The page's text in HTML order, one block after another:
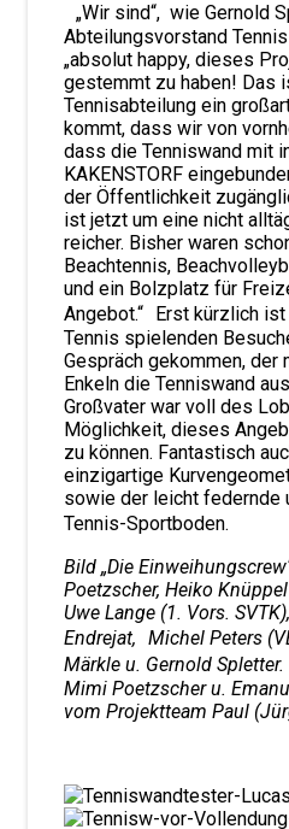
„Wir sind“, wie Gernold
Abteilungsvorstand
„absolut happy, dieses
gestemmt zu haben! Das
Tennisabteilung ein
kommt, dass wir von
dass die Tenniswand mit
KAKENSTORF
der Öffentlichkeit
ist jetzt um eine nicht
reicher. Bisher waren
Beachtennis,
und ein Bolzplatz für
Angebot.“ Erst kürzlich
Tennis spielenden
Gespräch gekommen, der
Enkeln die Tenniswand
Großvater war voll des
Möglichkeit, dieses
zu können. Fantastisch
einzigartige
sowie der leicht federnde
Tennis-Sportboden.
Bild „Die
Poetzscher, Heiko
Uwe Lange (1. Vors.
Endrejat, Michel Peters
Märkle u. Gernold
Mimi Poetzscher u.
vom Projektteam Paul